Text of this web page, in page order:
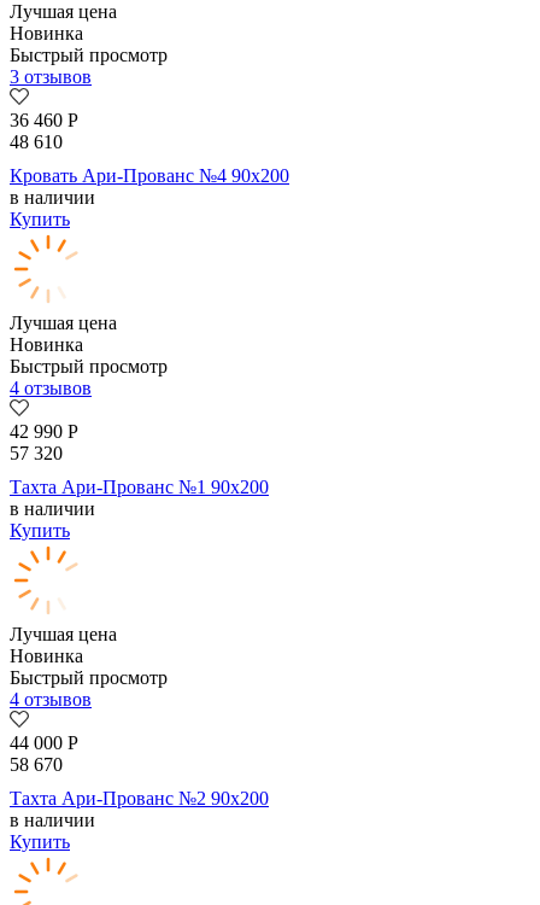
Лучшая цена
Новинка
Быстрый просмотр
3 отзывов
36 460 Р
48 610
Кровать Ари-Прованс №4 90х200
в наличии
Купить
Лучшая цена
Новинка
Быстрый просмотр
4 отзывов
42 990 Р
57 320
Тахта Ари-Прованс №1 90х200
в наличии
Купить
Лучшая цена
Новинка
Быстрый просмотр
4 отзывов
44 000 Р
58 670
Тахта Ари-Прованс №2 90х200
в наличии
Купить